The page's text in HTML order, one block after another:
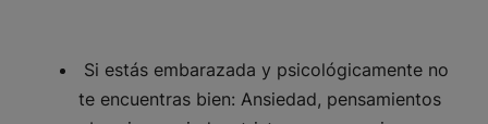
Si estás embarazada y psicológicamente no
te encuentras bien: Ansiedad, pensamientos